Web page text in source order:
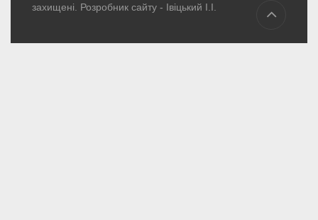
захищені. Розробник сайту - Івіцький І.І.